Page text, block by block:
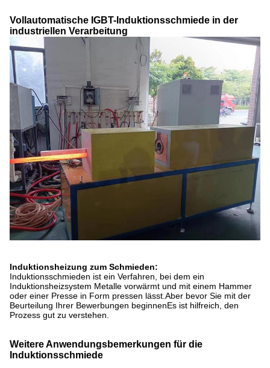
Vollautomatische IGBT-Induktionsschmiede in der
industriellen Verarbeitung
Induktionsheizung zum Schmieden:
Induktionsschmieden ist ein Verfahren, bei dem ein
Induktionsheizsystem Metalle vorwärmt und mit einem Hammer
oder einer Presse in Form pressen lässt.Aber bevor Sie mit der
Beurteilung Ihrer Bewerbungen beginnenEs ist hilfreich, den
Prozess gut zu verstehen.
Weitere Anwendungsbemerkungen für die
Induktionsschmiede